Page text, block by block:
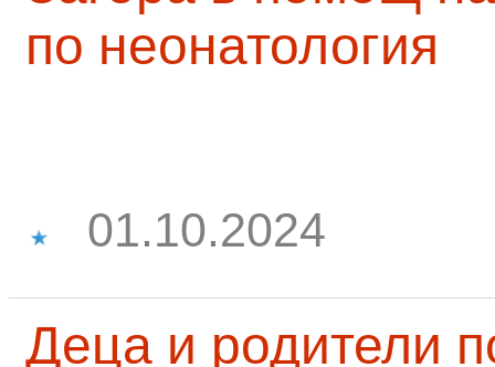
по неонатология
01.10.2024
Деца и родители